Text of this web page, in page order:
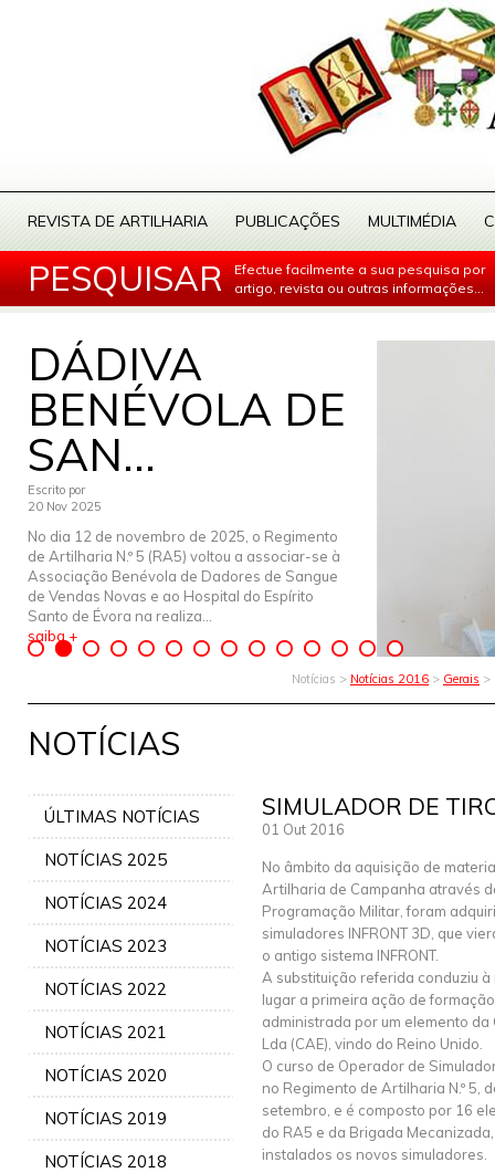
REVISTA DE ARTILHARIA PUBLICAÇÕES MULTIMÉDIA
PESQUISAR
Efectue facilmente a sua pesquisa por
artigo, revista ou outras informações...
DÁDIVA
BENÉVOLA DE
SAN...
Escrito por
20 Nov 2025
No dia 12 de novembro de 2025, o Regimento
de Artilharia N.º 5 (RA5) voltou a associar-se à
Associação Benévola de Dadores de Sangue
de Vendas Novas e ao Hospital do Espírito
Santo de Évora na realiza...
saiba +
Notícias > Notícias 2016 > Gerais >
NOTÍCIAS
ÚLTIMAS NOTÍCIAS
NOTÍCIAS 2025
NOTÍCIAS 2024
NOTÍCIAS 2023
NOTÍCIAS 2022
NOTÍCIAS 2021
NOTÍCIAS 2020
NOTÍCIAS 2019
NOTÍCIAS 2018
SIMULADOR DE
01 Out 2016
No âmbito da aquisição de
Artilharia de Campanha através
Programação Militar, foram
simuladores INFRONT 3D, que
o antigo sistema INFRONT.
A substituição referida conduziu
lugar a primeira ação de
administrada por um elemento
Lda (CAE), vindo do Reino Unido.
O curso de Operador de
no Regimento de Artilharia N.º 5,
setembro, e é composto por 16
do RA5 e da Brigada
instalados os novos simuladores.